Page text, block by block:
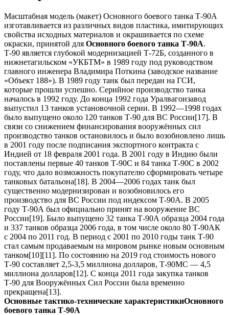
Масштабная модель (макет) Основного боевого танка Т-90А
изготавливается из различных видов пластика, имитирующих
свойства исходных материалов и окрашивается по схеме
окраски, принятой для Основного боевого танка Т-90А.
Т-90 является глубокой модернизацией Т-72Б, созданного в
нижнетагильском «УКБТМ» в 1989 году под руководством
главного инженера Владимира Поткина (заводское название
«Объект 188»). В 1989 году танк был передан на ГСИ,
которые прошли успешно. Серийное производство танка
началось в 1992 году. До конца 1992 года Уралвагонзавод
выпустил 13 танков установочной серии. В 1992—1998 годах
было выпущено около 120 танков Т-90 для ВС России[17]. В
связи со снижением финансирования вооружённых сил
производство танков остановилось и было возобновлено лишь
в 2001 году после подписания экспортного контракта с
Индией от 18 февраля 2001 года. В 2001 году в Индию были
поставлены первые 40 танков Т-90С и 84 танка Т-90С в 2002
году, что дало возможность покупателю сформировать четыре
танковых батальона[18]. В 2004—2006 годах танк был
существенно модернизирован и возобновилось его
производство для ВС России под индексом Т-90А. В 2005
году Т-90А был официально принят на вооружение ВС
России[19]. Было выпущено 32 танка Т-90А образца 2004 года
и 337 танков образца 2006 года, в том числе около 80 Т-90АК
с 2004 по 2011 год. В период с 2001 по 2010 годы танк Т-90
стал самым продаваемым на мировом рынке новым основным
танком[10][11]. По состоянию на 2019 год стоимость нового
Т-90 составляет 2,5-3,5 миллиона долларов, Т-90МС — 4,5
миллиона долларов[12]. С конца 2011 года закупка танков
Т-90 для Вооружённых Сил России была временно
прекращена[13].
Основные тактико-технические характеристикиОсновного
боевого танка Т-90А